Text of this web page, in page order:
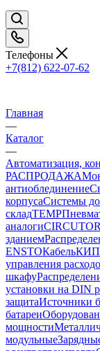
Телефоны
+7(812) 622-07-62
Главная
—
Каталог
—
Автоматизация,
РАСПРОДАЖА
антиоблединение
корпусаСистемы
складTEMP
аналогиCIRCUTOR
зданием
ENSTOКабель
управления
шкафу
установки на DIN
защитаИсточники
батареи
мощности
модульные